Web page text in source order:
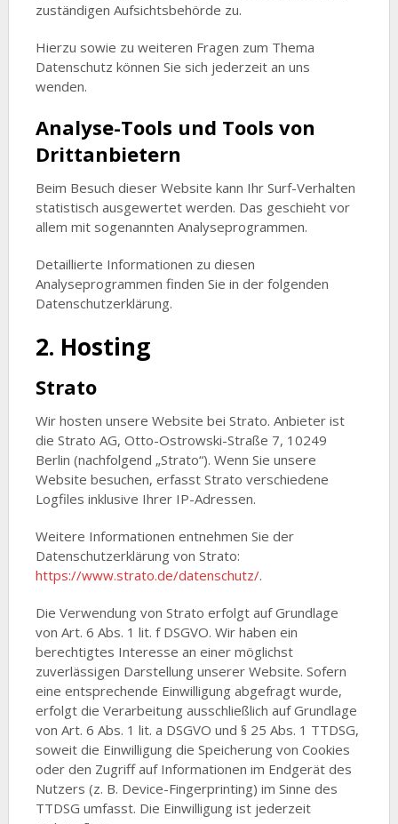
zuständigen Aufsichtsbehörde zu.
Hierzu sowie zu weiteren Fragen zum Thema
Datenschutz können Sie sich jederzeit an uns
wenden.
Analyse-Tools und Tools von
Dritt­anbietern
Beim Besuch dieser Website kann Ihr Surf-Verhalten
statistisch ausgewertet werden. Das geschieht vor
allem mit sogenannten Analyseprogrammen.
Detaillierte Informationen zu diesen
Analyseprogrammen finden Sie in der folgenden
Datenschutzerklärung.
2. Hosting
Strato
Wir hosten unsere Website bei Strato. Anbieter ist
die Strato AG, Otto-Ostrowski-Straße 7, 10249
Berlin (nachfolgend „Strato“). Wenn Sie unsere
Website besuchen, erfasst Strato verschiedene
Logfiles inklusive Ihrer IP-Adressen.
Weitere Informationen entnehmen Sie der
Datenschutzerklärung von Strato:
https://www.strato.de/datenschutz/.
Die Verwendung von Strato erfolgt auf Grundlage
von Art. 6 Abs. 1 lit. f DSGVO. Wir haben ein
berechtigtes Interesse an einer möglichst
zuverlässigen Darstellung unserer Website. Sofern
eine entsprechende Einwilligung abgefragt wurde,
erfolgt die Verarbeitung ausschließlich auf Grundlage
von Art. 6 Abs. 1 lit. a DSGVO und § 25 Abs. 1 TTDSG,
soweit die Einwilligung die Speicherung von Cookies
oder den Zugriff auf Informationen im Endgerät des
Nutzers (z. B. Device-Fingerprinting) im Sinne des
TTDSG umfasst. Die Einwilligung ist jederzeit